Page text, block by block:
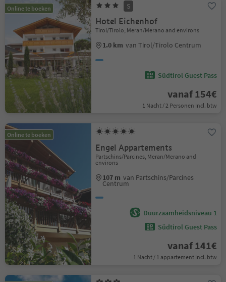
Online te boeken S
Hotel Eichenhof
Tirol/Tirolo, Meran/Merano and environs
1.0 km van Tirol/Tirolo Centrum
Südtirol Guest Pass
vanaf 154€
1 Nacht / 2 Personen Incl. btw
Online te boeken
Engel Appartements
Partschins/Parcines, Meran/Merano and
environs
107 m van Partschins/Parcines
Centrum
Duurzaamheidsniveau 1
Südtirol Guest Pass
vanaf 141€
1 Nacht / 1 appartement Incl. btw